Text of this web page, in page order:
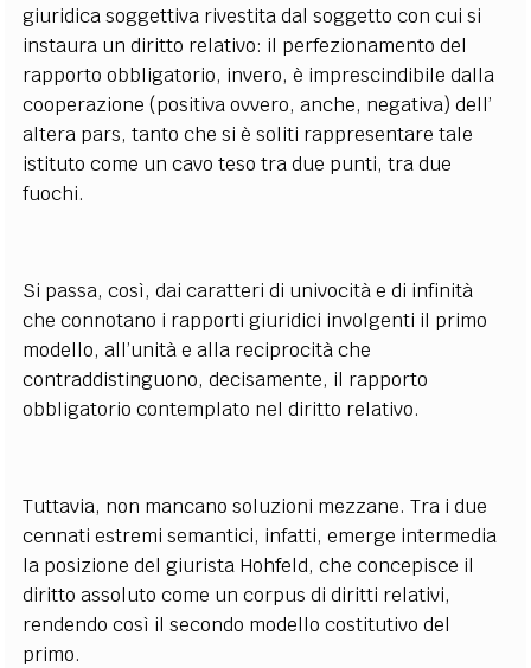
giuridica soggettiva rivestita dal soggetto con cui si
instaura un diritto relativo: il perfezionamento del
rapporto obbligatorio, invero, è imprescindibile dalla
cooperazione (positiva ovvero, anche, negativa) dell’
altera pars, tanto che si è soliti rappresentare tale
istituto come un cavo teso tra due punti, tra due
fuochi.
Si passa, così, dai caratteri di univocità e di infinità
che connotano i rapporti giuridici involgenti il primo
modello, all’unità e alla reciprocità che
contraddistinguono, decisamente, il rapporto
obbligatorio contemplato nel diritto relativo.
Tuttavia, non mancano soluzioni mezzane. Tra i due
cennati estremi semantici, infatti, emerge intermedia
la posizione del giurista Hohfeld, che concepisce il
diritto assoluto come un corpus di diritti relativi,
rendendo così il secondo modello costitutivo del
primo.